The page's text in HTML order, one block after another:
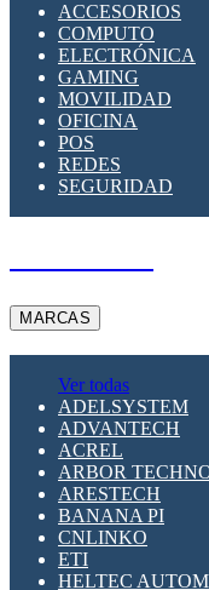
SUPRESOR DE
APLICACIONES
ACCESORIOS
COMPUTO
ELECTRÓNICA
GAMING
MOVILIDAD
OFICINA
POS
REDES
SEGURIDAD
MARCAS
Ver todas
ADELSYSTEM
ADVANTECH
ACREL
ARBOR
ARESTECH
BANANA PI
CNLINKO
ETI
HELTEC